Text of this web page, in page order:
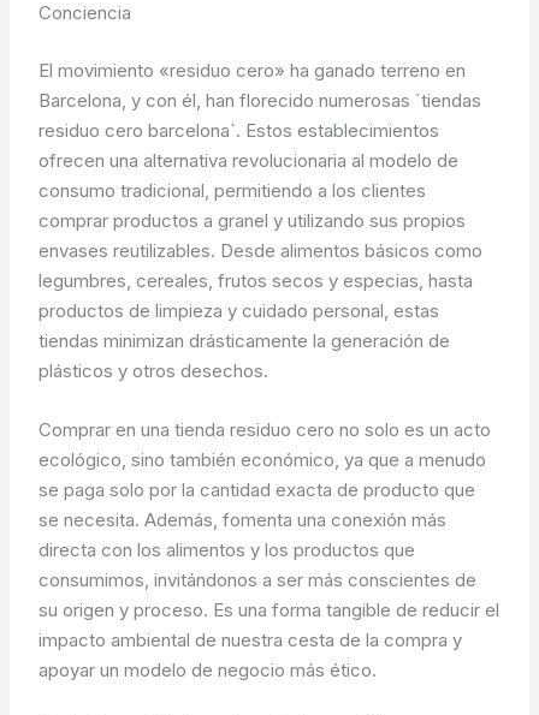
Conciencia
El movimiento «residuo cero» ha ganado terreno en
Barcelona, y con él, han florecido numerosas `tiendas
residuo cero barcelona`. Estos establecimientos
ofrecen una alternativa revolucionaria al modelo de
consumo tradicional, permitiendo a los clientes
comprar productos a granel y utilizando sus propios
envases reutilizables. Desde alimentos básicos como
legumbres, cereales, frutos secos y especias, hasta
productos de limpieza y cuidado personal, estas
tiendas minimizan drásticamente la generación de
plásticos y otros desechos.
Comprar en una tienda residuo cero no solo es un acto
ecológico, sino también económico, ya que a menudo
se paga solo por la cantidad exacta de producto que
se necesita. Además, fomenta una conexión más
directa con los alimentos y los productos que
consumimos, invitándonos a ser más conscientes de
su origen y proceso. Es una forma tangible de reducir el
impacto ambiental de nuestra cesta de la compra y
apoyar un modelo de negocio más ético.